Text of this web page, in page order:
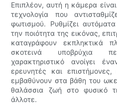
Επιπλέον, αυτή η κάμερα
τεχνολογία που
φωτισμού. Ρυθμίζει
την ποιότητα της εικόνας,
καταγράφουν εκπληκτικά
σκοτεινά υποβρύχια
χαρακτηριστικό ανοίγει
ερευνητές και
εμβαθύνουν στα βάθη του
θαλάσσια ζωή στο φυσικό
άλλοτε.